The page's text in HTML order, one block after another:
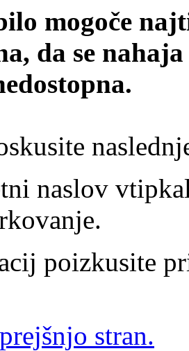
mogoče
da se
naslov
poizkusite
prejšnjo stran.